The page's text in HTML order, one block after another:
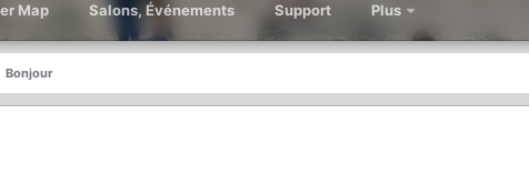
Map Salons, Événements Support Plus
Bonjour